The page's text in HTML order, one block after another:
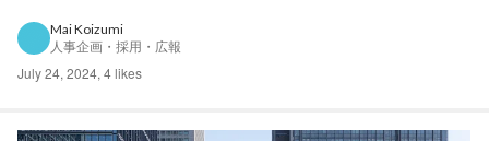
﨑 LabBaseで働くことが楽しいふたり __まずはおふたりの自己紹介を
お願いします。 松﨑：取締役...
Mai Koizumi
人事企画・採用・広報
July 24, 2024, 4 likes